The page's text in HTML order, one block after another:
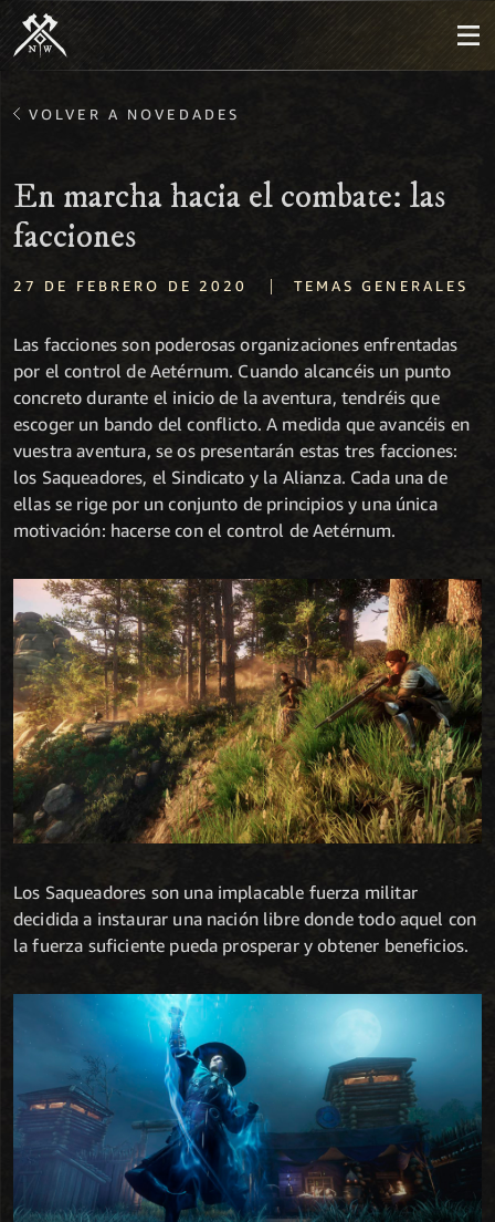
VOLVER A NOVEDADES
En marcha hacia el combate: las
facciones
27 DE FEBRERO DE 2020 | TEMAS GENERALES
Las facciones son poderosas organizaciones enfrentadas
por el control de Aetérnum. Cuando alcancéis un punto
concreto durante el inicio de la aventura, tendréis que
escoger un bando del conflicto. A medida que avancéis en
vuestra aventura, se os presentarán estas tres facciones:
los Saqueadores, el Sindicato y la Alianza. Cada una de
ellas se rige por un conjunto de principios y una única
motivación: hacerse con el control de Aetérnum.
Los Saqueadores son una implacable fuerza militar
decidida a instaurar una nación libre donde todo aquel con
la fuerza suficiente pueda prosperar y obtener beneficios.